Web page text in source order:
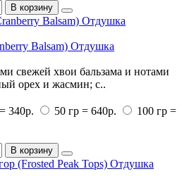
В корзину
Balsam) Отдушка
свежей хвои бальзама и нотами
орех и жасмин; с..
340р. 50 гр = 640р.
100 гр =
В корзину